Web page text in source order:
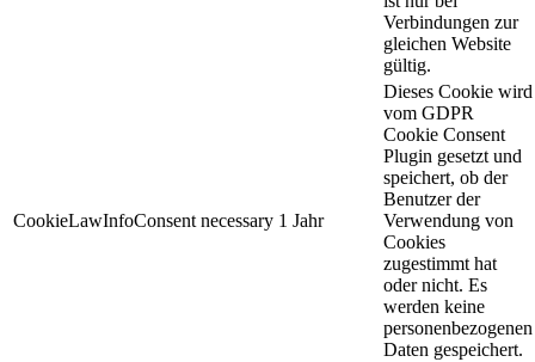
Verbindungen zur
gleichen Website
gültig.
CookieLawInfoConsent necessary 1 Jahr
Dieses Cookie wird
vom GDPR
Cookie Consent
Plugin gesetzt und
speichert, ob der
Benutzer der
Verwendung von
Cookies
zugestimmt hat
oder nicht. Es
werden keine
personenbezogenen
Daten gespeichert.